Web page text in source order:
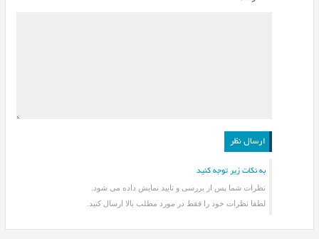
به نکات زیر توجه کنید
نظرات شما پس از بررسی و تایید نمایش داده می شود.
لطفا نظرات خود را فقط در مورد مطلب بالا ارسال کنید.